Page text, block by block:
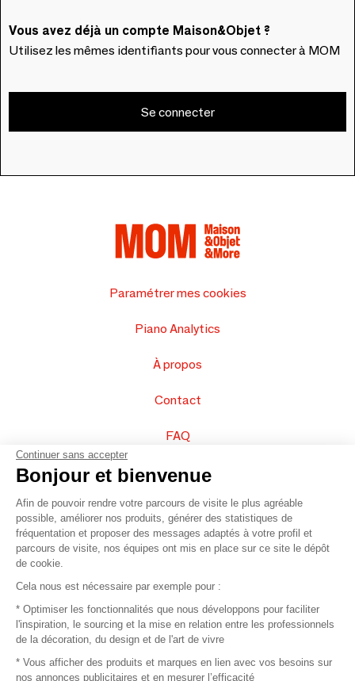
Vous avez déjà un compte Maison&Objet ?
Utilisez les mêmes identifiants pour vous connecter à MOM
Se connecter
Paramétrer mes cookies
Piano Analytics
À propos
Contact
FAQ
Vendez vos produits
Plan du site
© 2016 –Organisation SAFI
Recrutement
Continuer sans accepter
Bonjour et bienvenue
Afin de pouvoir rendre votre parcours de visite le plus agréable
possible, améliorer nos produits, générer des statistiques de
fréquentation et proposer des messages adaptés à votre profil et
parcours de visite, nos équipes ont mis en place sur ce site le dépôt
de cookie.
Cela nous est nécessaire par exemple pour :
* Optimiser les fonctionnalités que nous développons pour faciliter
l'inspiration, le sourcing et la mise en relation entre les professionnels
de la décoration, du design et de l'art de vivre
* Vous afficher des produits et marques en lien avec vos besoins sur
nos annonces publicitaires et en mesurer l’efficacité